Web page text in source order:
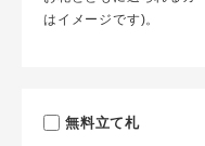
はイメージです)。
無料立て札